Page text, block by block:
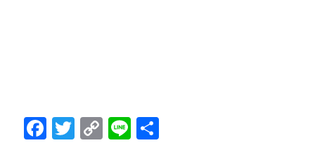
F T C Li